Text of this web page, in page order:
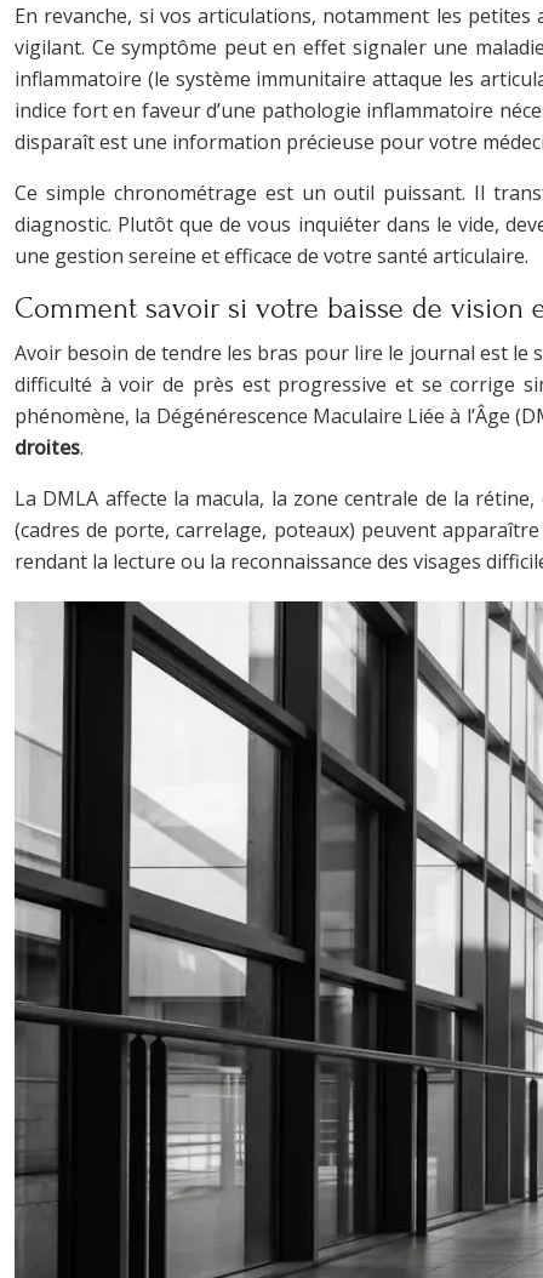
En revanche, si vos articulations, notamment les
vigilant. Ce symptôme peut en effet signaler une
inflammatoire (le système immunitaire attaque les
indice fort en faveur d’une pathologie inflammatoire
disparaît est une information précieuse pour votre
Ce simple chronométrage est un outil puissant. Il
diagnostic. Plutôt que de vous inquiéter dans le vide,
une gestion sereine et efficace de votre santé articulaire.
Comment savoir si votre baisse de vision
Avoir besoin de tendre les bras pour lire le journal est le
difficulté à voir de près est progressive et se corrige
phénomène, la Dégénérescence Maculaire Liée à l’Âge
droites.
La DMLA affecte la macula, la zone centrale de la
(cadres de porte, carrelage, poteaux) peuvent
rendant la lecture ou la reconnaissance des visages